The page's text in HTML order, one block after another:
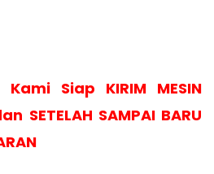
Siap KIRIM MESIN
SETELAH SAMPAI BARU